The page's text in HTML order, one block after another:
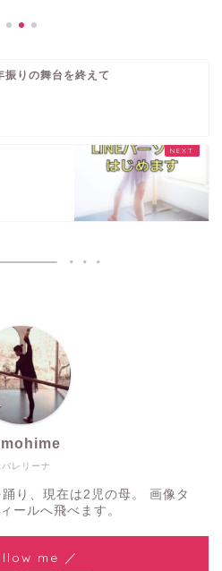
振りの舞台を終えて
バレリーナ
り、現在は2児の母。 画像タ
ールへ飛べます。
me ／